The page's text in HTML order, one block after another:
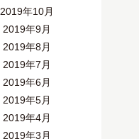
2019年10月
2019年9月
2019年8月
2019年7月
2019年6月
2019年5月
2019年4月
2019年3月